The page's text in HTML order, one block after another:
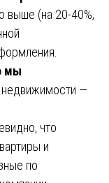
выше (на 20-40%,
мы
—
что
и
по